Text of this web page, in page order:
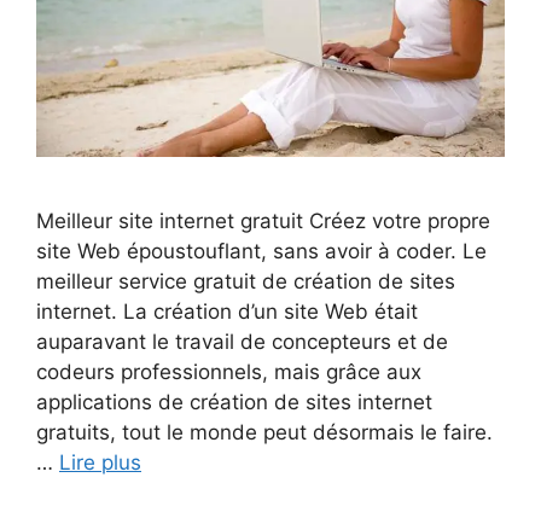
Meilleur site internet gratuit Créez votre propre
site Web époustouflant, sans avoir à coder. Le
meilleur service gratuit de création de sites
internet. La création d’un site Web était
auparavant le travail de concepteurs et de
codeurs professionnels, mais grâce aux
applications de création de sites internet
gratuits, tout le monde peut désormais le faire.
… Lire plus